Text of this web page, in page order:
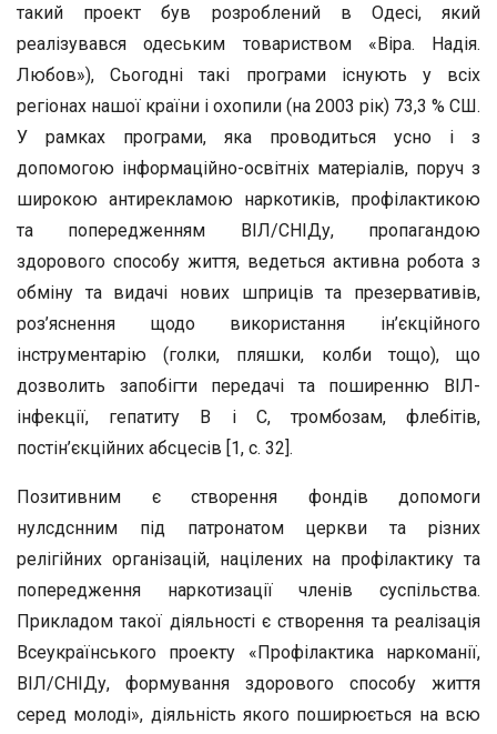
такий проект був розроблений в Одесі, який
реалізувався одеським товариством «Віра. Надія.
Любов»), Сьогодні такі програми існують у всіх
регіонах нашої країни і охопили (на 2003 рік) 73,3 % СШ.
У рамках програми, яка проводиться усно і з
допомогою інформаційно-освітніх матеріалів, поруч з
широкою антирекламою наркотиків, профілактикою
та попередженням ВІЛ/СНІДу, пропагандою
здорового способу життя, ведеться активна робота з
обміну та видачі нових шприців та презервативів,
роз’яснення щодо використання ін’єкційного
інструментарію (голки, пляшки, колби тощо), що
дозволить запобігти передачі та поширенню ВІЛ-
інфекції, гепатиту В і С, тромбозам, флебітів,
постін’єкційних абсцесів [1, с. 32].
Позитивним є створення фондів допомоги
нулсдснним під патронатом церкви та різних
релігійних організацій, націлених на профілактику та
попередження наркотизації членів суспільства.
Прикладом такої діяльності є створення та реалізація
Всеукраїнського проекту «Профілактика наркоманії,
ВІЛ/СНІДу, формування здорового способу життя
серед молоді», діяльність якого поширюється на всю